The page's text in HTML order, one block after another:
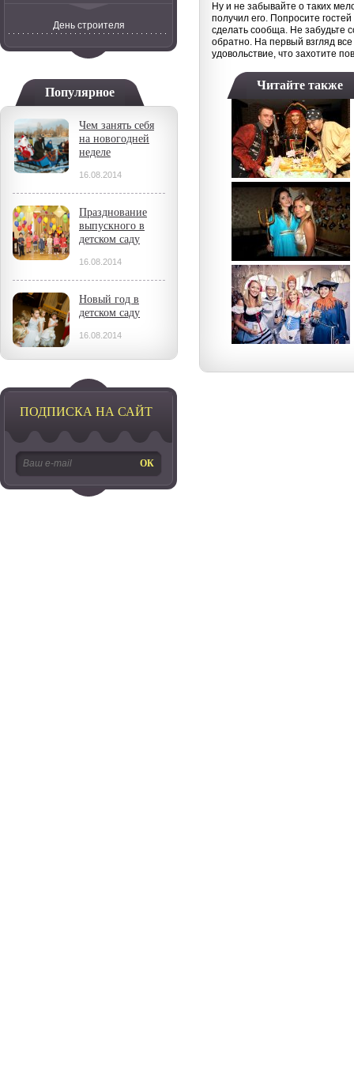
День строителя
Популярное
Чем занять себя
на новогодней
неделе
16.08.2014
Празднование
выпускного в
детском саду
16.08.2014
Новый год в
детском саду
16.08.2014
ПОДПИСКА НА САЙТ
Ну и не забывайте о таких
получил его. Попросите
сделать сообща. Не забудьте
обратно. На первый взгляд
удовольствие, что захотите
Читайте также